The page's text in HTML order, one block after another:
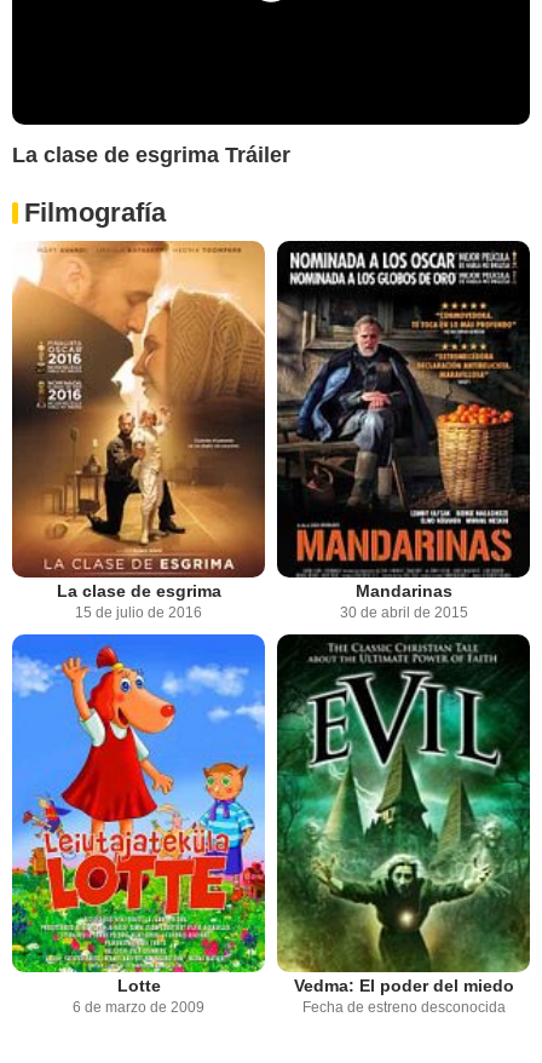
La clase de esgrima Tráiler
Filmografía
La clase de esgrima
15 de julio de 2016
Mandarinas
30 de abril de 2015
Lotte
6 de marzo de 2009
Vedma: El poder del miedo
Fecha de estreno desconocida